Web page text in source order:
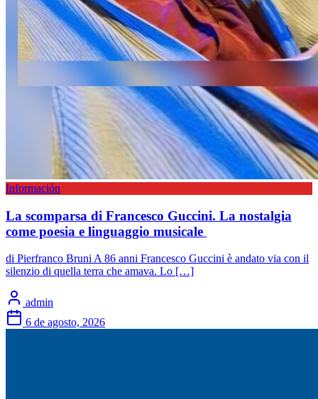
Información
La scomparsa di Francesco Guccini. La nostalgia
come poesia e linguaggio musicale
di Pierfranco Bruni A 86 anni Francesco Guccini è andato via con il
silenzio di quella terra che amava. Lo […]
admin
6 de agosto, 2026